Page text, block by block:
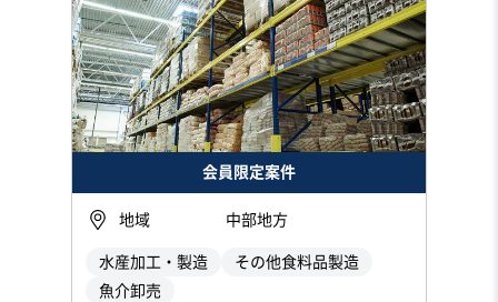
会員限定案件
地域 中部地方
水産加工・製造
その他食料品製造
魚介卸売